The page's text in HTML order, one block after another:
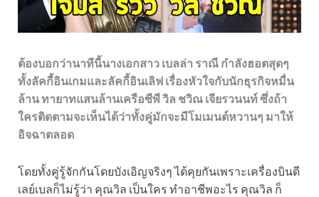
ต้องบอกว่านาทีนี้นางเอกสาว เบลล่า ราณี กำลังฮอตสุดๆ
ทั้งลัคกี้อินเกมและลัคกี้อินเลิฟ เรื่องหัวใจกับนักธุรกิจหมื่น
ล้าน ทายาทแสนล้านเครือซีพี วิล ชวิณ เจียรวนนท์ ซึ่งถ้า
ใครติดตามจะเห็นได้ว่าทั้งคู่มักจะมีโมเมนต์หวานๆ มาให้
อิจฉาตลอด
โดยทั้งคู่รู้จักกันโดยบังเอิญจริงๆ ได้คุยกันเพราะเครื่องบินดี
เลย์เบลก็ไม่รู้ว่า คุณวิล เป็นใคร ทำอาชีพอะไร คุณวิล ก็